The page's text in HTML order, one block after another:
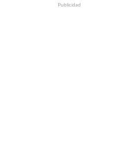
Publicidad